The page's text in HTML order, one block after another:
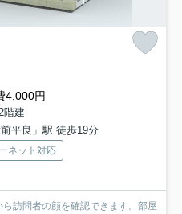
4,000円
階建
平良」駅 徒歩19分
ネット対応
訪問者の顔を確認できます。部屋